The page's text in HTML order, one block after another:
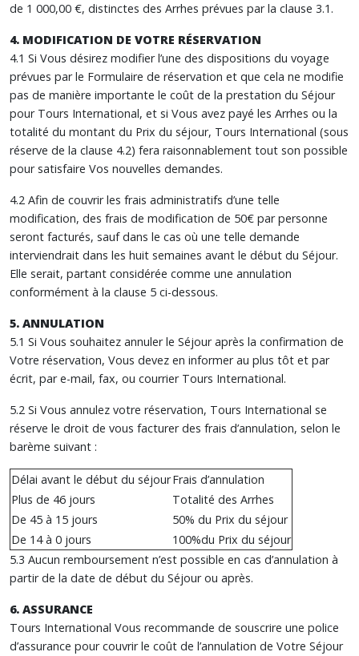
de 1 000,00 €, distinctes des Arrhes prévues par la clause 3.1.
4. MODIFICATION DE VOTRE RÉSERVATION
4.1 Si Vous désirez modifier l’une des dispositions du voyage
prévues par le Formulaire de réservation et que cela ne modifie
pas de manière importante le coût de la prestation du Séjour
pour Tours International, et si Vous avez payé les Arrhes ou la
totalité du montant du Prix du séjour, Tours International (sous
réserve de la clause 4.2) fera raisonnablement tout son possible
pour satisfaire Vos nouvelles demandes.
4.2 Afin de couvrir les frais administratifs d’une telle
modification, des frais de modification de 50€ par personne
seront facturés, sauf dans le cas où une telle demande
interviendrait dans les huit semaines avant le début du Séjour.
Elle serait, partant considérée comme une annulation
conformément à la clause 5 ci-dessous.
5. ANNULATION
5.1 Si Vous souhaitez annuler le Séjour après la confirmation de
Votre réservation, Vous devez en informer au plus tôt et par
écrit, par e-mail, fax, ou courrier Tours International.
5.2 Si Vous annulez votre réservation, Tours International se
réserve le droit de vous facturer des frais d’annulation, selon le
barème suivant :
Délai avant le début du séjourFrais d’annulation
Plus de 46 jours
Totalité des Arrhes
De 45 à 15 jours
50% du Prix du séjour
De 14 à 0 jours
100%du Prix du séjour
5.3 Aucun remboursement n’est possible en cas d’annulation à
partir de la date de début du Séjour ou après.
6. ASSURANCE
Tours International Vous recommande de souscrire une police
d’assurance pour couvrir le coût de l’annulation de Votre Séjour